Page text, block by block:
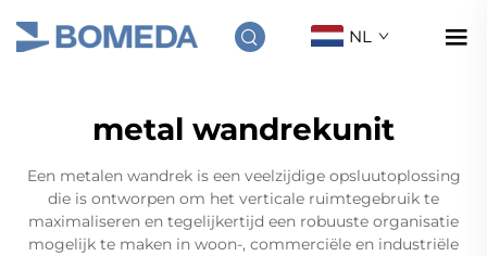
NL
metal wandrekunit
Een metalen wandrek is een veelzijdige opsluutoplossing
die is ontworpen om het verticale ruimtegebruik te
maximaliseren en tegelijkertijd een robuuste organisatie
mogelijk te maken in woon-, commerciële en industriële